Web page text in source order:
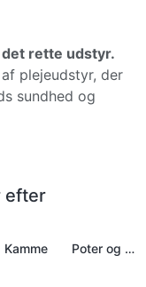
rette udstyr.
plejeudstyr, der
sundhed og
efter
Kamme Poter og Klør